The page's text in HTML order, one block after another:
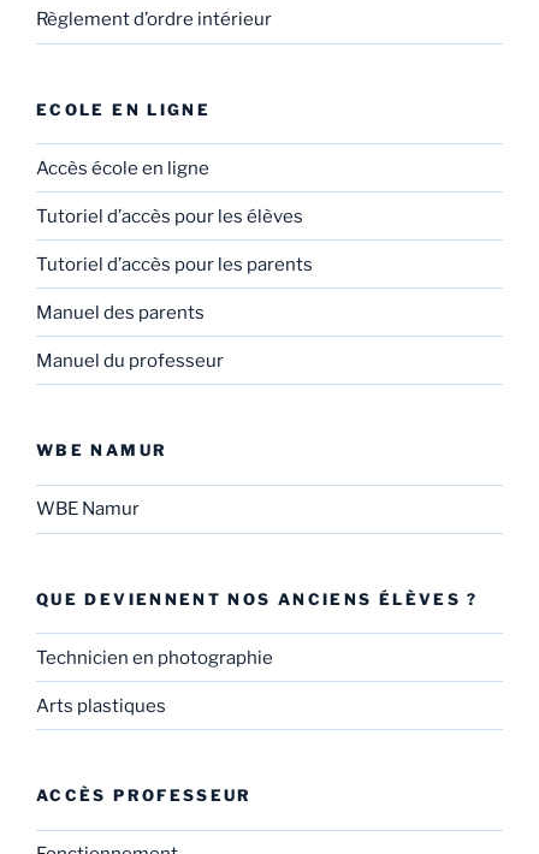
Règlement d’ordre intérieur
ECOLE EN LIGNE
Accès école en ligne
Tutoriel d’accès pour les élèves
Tutoriel d’accès pour les parents
Manuel des parents
Manuel du professeur
WBE NAMUR
WBE Namur
QUE DEVIENNENT NOS ANCIENS ÉLÈVES ?
Technicien en photographie
Arts plastiques
ACCÈS PROFESSEUR